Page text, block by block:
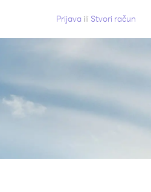
Prijava ili Stvori račun